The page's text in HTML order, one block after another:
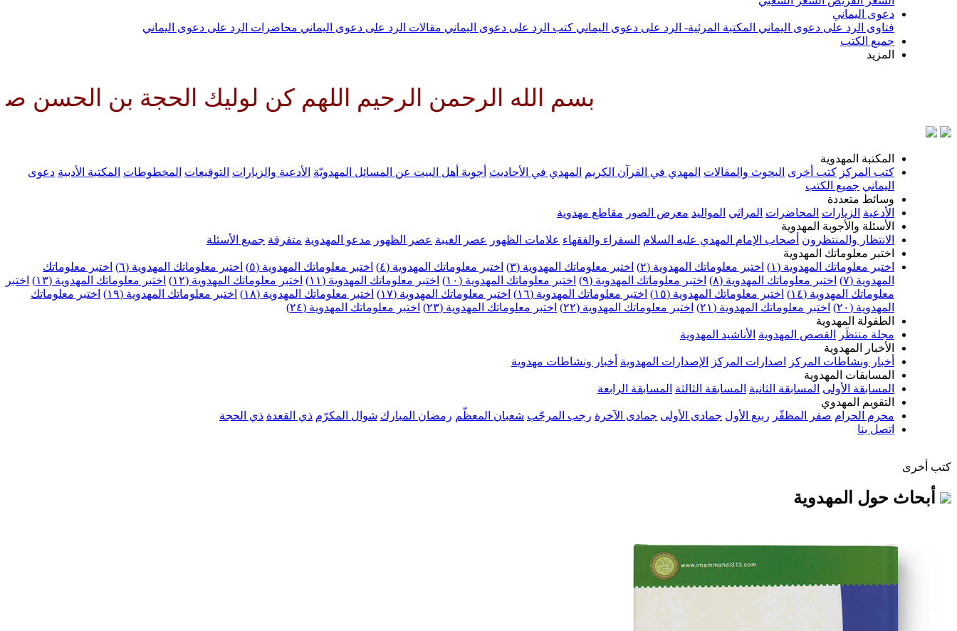
دعوى اليماني
فتاوى الرد على دعوى اليماني المكتبة المرئية- الرد على دعوى اليماني كتب الرد على دعوى اليماني مقالات الرد على دعوى اليماني محاضرات الرد على دعوى اليماني
جميع الكتب
المزيد
بسم الله الرحمن الرحيم اللهم كن لوليك الحجة بن الحسن صلواتك
المكتبة المهدوية
كتب المركز كتب أخرى البحوث والمقالات المهدي في القرآن الكريم المهدي في الأحاديث أجوبة أهل البيت عن المسائل المهدويّة الأدعية والزيارات التوقيعات المخطوطات المكتبة الأدبية دعوى
اليماني جميع الكتب
وسائط متعددة
الأدعية الزيارات المحاضرات المراثي المواليد معرض الصور مقاطع مهدوية
الأسئلة والأجوبة المهدوية
الانتظار والمنتظرون أصحاب الإمام المهدي عليه السلام السفراء والفقهاء علامات الظهور عصر الغيبة عصر الظهور مدعو المهدوية متفرقة جميع الأسئلة
اختبر معلوماتك المهدوية
اختبر معلوماتك المهدوية (١)
اختبر معلوماتك المهدوية (٢) اختبر معلوماتك المهدوية (٣) اختبر معلوماتك المهدوية (٤) اختبر معلوماتك المهدوية (٥) اختبر معلوماتك المهدوية (٦)
اختبر معلوماتك
المهدوية (٧)
اختبر معلوماتك المهدوية (٨) اختبر معلوماتك المهدوية (٩) اختبر معلوماتك المهدوية (١٠) اختبر معلوماتك المهدوية (١١) اختبر معلوماتك المهدوية (١٢) اختبر معلوماتك المهدوية (١٣)
اختبر
معلوماتك المهدوية (١٤)
اختبر معلوماتك المهدوية (١٥) اختبر معلوماتك المهدوية (١٦) اختبر معلوماتك المهدوية (١٧) اختبر معلوماتك المهدوية (١٨) اختبر معلوماتك المهدوية (١٩)
اختبر معلوماتك
المهدوية (٢٠)
اختبر معلوماتك المهدوية (٢١) اختبر معلوماتك المهدوية (٢٢) اختبر معلوماتك المهدوية (٢٣)
اختبر معلوماتك المهدوية (٢٤)
الطفولة المهدوية
مجلة منتظَر
القصص المهدوية الأناشيد المهدوية
الأخبار المهدوية
أخبار ونشاطات المركز
اصدارات المركز الإصدارات المهدوية أخبار ونشاطات مهدوية
المسابقات المهدوية
المسابقة الأولى المسابقة الثانية المسابقة الثالثة المسابقة الرابعة
التقويم المهدوي
محرم الحرام صفر المظفّر ربيع الأول جمادى الأولى جمادى الآخرة رجب المرجّب شعبان المعظّم رمضان المبارك شوال المكرّم ذي القعدة ذي الحجة
اتصل بنا
كتب أخرى
أبحاث حول المهدوية